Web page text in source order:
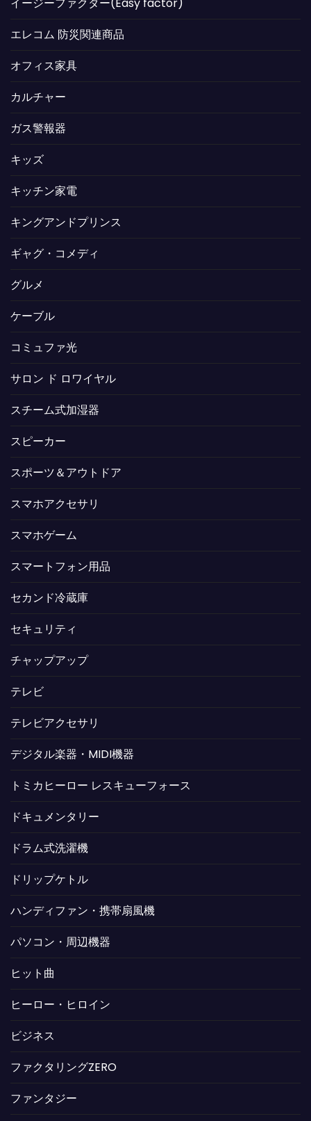
エレコム 防災関連商品
オフィス家具
カルチャー
ガス警報器
キッズ
キッチン家電
キングアンドプリンス
ギャグ・コメディ
グルメ
ケーブル
コミュファ光
サロン ド ロワイヤル
スチーム式加湿器
スピーカー
スポーツ＆アウトドア
スマホアクセサリ
スマホゲーム
スマートフォン用品
セカンド冷蔵庫
セキュリティ
チャップアップ
テレビ
テレビアクセサリ
デジタル楽器・MIDI機器
トミカヒーロー レスキューフォース
ドキュメンタリー
ドラム式洗濯機
ドリップケトル
ハンディファン・携帯扇風機
パソコン・周辺機器
ヒット曲
ヒーロー・ヒロイン
ビジネス
ファクタリングZERO
ファンタジー